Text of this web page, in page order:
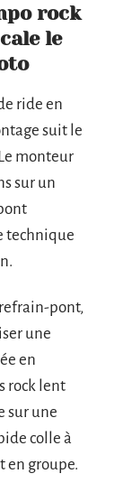
rock
le
ride en
suit le
monteur
sur un
technique
pont,
une
en
rock lent
sur une
colle à
en groupe.